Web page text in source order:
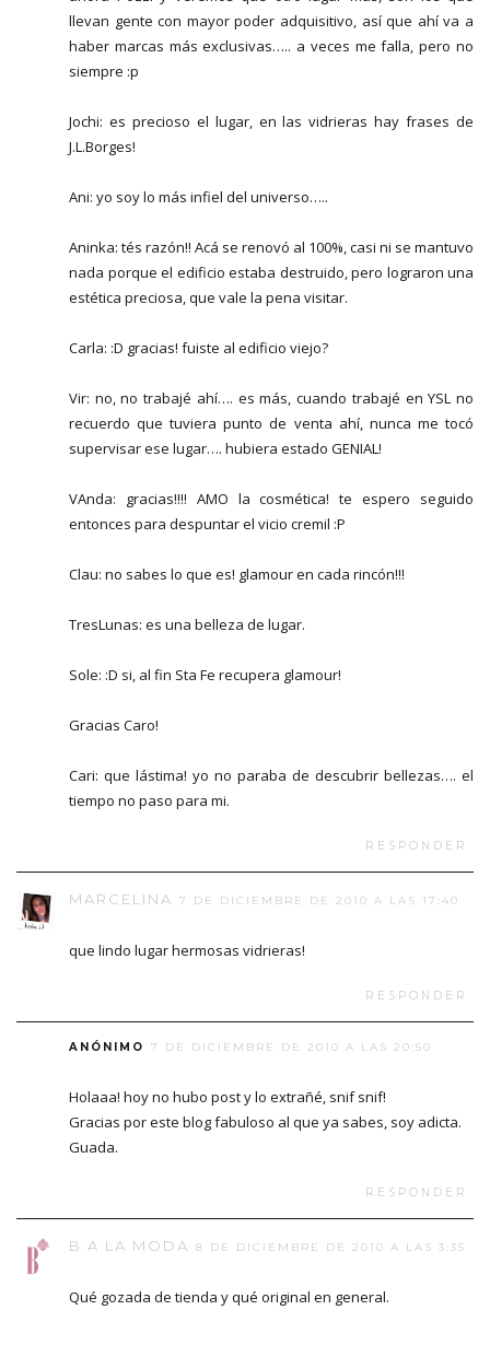
llevan gente con mayor poder adquisitivo, así que ahí va a
haber marcas más exclusivas….. a veces me falla, pero no
siempre :p
Jochi: es precioso el lugar, en las vidrieras hay frases de
J.L.Borges!
Ani: yo soy lo más infiel del universo…..
Aninka: tés razón!! Acá se renovó al 100%, casi ni se mantuvo
nada porque el edificio estaba destruido, pero lograron una
estética preciosa, que vale la pena visitar.
Carla: :D gracias! fuiste al edificio viejo?
Vir: no, no trabajé ahí…. es más, cuando trabajé en YSL no
recuerdo que tuviera punto de venta ahí, nunca me tocó
supervisar ese lugar…. hubiera estado GENIAL!
VAnda: gracias!!!! AMO la cosmética! te espero seguido
entonces para despuntar el vicio cremil :P
Clau: no sabes lo que es! glamour en cada rincón!!!
TresLunas: es una belleza de lugar.
Sole: :D si, al fin Sta Fe recupera glamour!
Gracias Caro!
Cari: que lástima! yo no paraba de descubrir bellezas…. el
tiempo no paso para mi.
RESPONDER
MARCELINA 7 DE DICIEMBRE DE 2010 A LAS 17:40
que lindo lugar hermosas vidrieras!
RESPONDER
ANÓNIMO 7 DE DICIEMBRE DE 2010 A LAS 20:50
Holaaa! hoy no hubo post y lo extrañé, snif snif!
Gracias por este blog fabuloso al que ya sabes, soy adicta.
Guada.
RESPONDER
B A LA MODA 8 DE DICIEMBRE DE 2010 A LAS 3:35
Qué gozada de tienda y qué original en general.